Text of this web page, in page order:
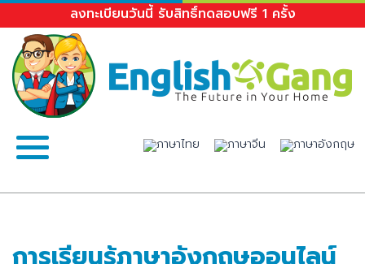
ลงทะเบียนวันนี้ รับสิทธิ์ทดสอบฟรี 1 ครั้ง